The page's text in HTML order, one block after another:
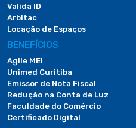
Valida ID
Arbitac
Locação de Espaços
BENEFÍCIOS
Agile MEI
Unimed Curitiba
Emissor de Nota Fiscal
Redução na Conta de Luz
Faculdade do Comércio
Certificado Digital